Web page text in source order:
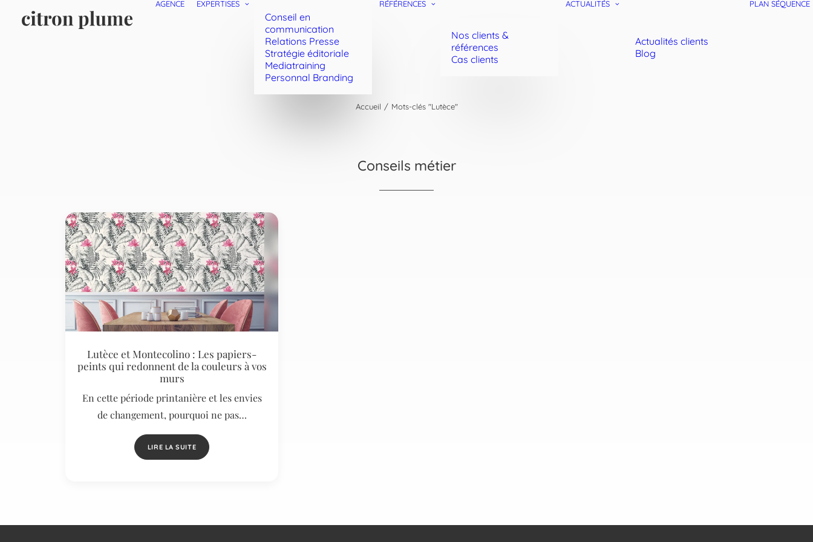
AGENCE EXPERTISES
Conseil en
communication
Relations Presse
Stratégie éditoriale
Mediatraining
Personnal Branding
RÉFÉRENCES
Nos clients &
références
Cas clients
ACTUALITÉS
Actualités clients
Blog
PLAN SÉQUENCE
Accueil Mots-clés "Lutèce"
Conseils métier
Lutèce et Montecolino : Les papiers-
peints qui redonnent de la couleurs à vos
murs
En cette période printanière et les envies
de changement, pourquoi ne pas…
LIRE LA SUITE